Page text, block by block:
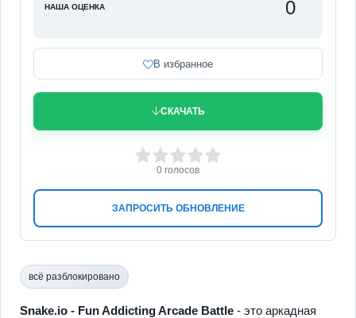
НАША ОЦЕНКА 0
В избранное
СКАЧАТЬ
ЗАПРОСИТЬ ОБНОВЛЕНИЕ
3 4 5
0 голосов
всё разблокировано
Snake.io - Fun Addicting Arcade Battle - это аркадная